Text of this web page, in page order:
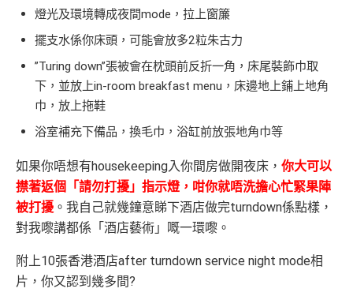
燈光及環境轉成夜間mode，拉上窗簾
擺支水係你床頭，可能會放多2粒朱古力
”Turing down”張被會在枕頭前反折一角，床尾裝飾巾取
下，並放上in-room breakfast menu，床邊地上鋪上地角
巾，放上拖鞋
浴室補充下備品，換毛巾，浴缸前放張地角巾等
如果你唔想有housekeeping入你間房做開夜床， 你大可以
㩒著返個「請勿打擾」指示燈，咁你就唔洗擔心忙緊果陣
被打擾 。我自己就幾鐘意睇下酒店做完turndown係點樣，
對我嚟講都係「酒店藝術」嘅一環嚟。
附上10張香港酒店after turndown service night mode相
片，你又認到幾多間?